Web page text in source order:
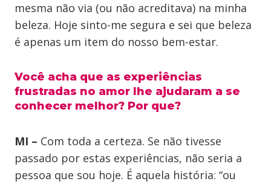
mesma não via (ou não acreditava) na minha
beleza. Hoje sinto-me segura e sei que beleza
é apenas um item do nosso bem-estar.
Você acha que as experiências
frustradas no amor lhe ajudaram a se
conhecer melhor? Por que?
MI – Com toda a certeza. Se não tivesse
passado por estas experiências, não seria a
pessoa que sou hoje. É aquela história: “ou